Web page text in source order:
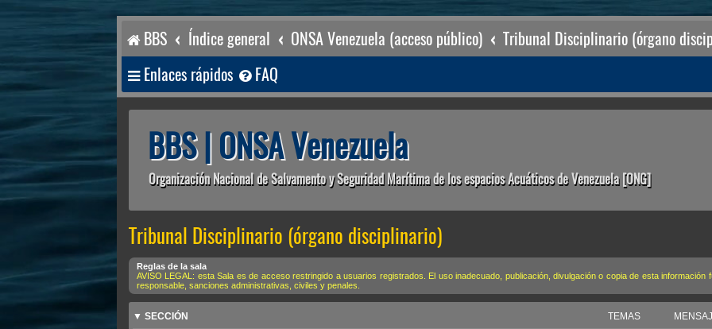
BBS Índice general ONSA Venezuela (acceso público) Tribunal Disciplinario (órgano
Enlaces rápidos FAQ
BBS | ONSA Venezuela
Organización Nacional de Salvamento y Seguridad Marítima de los espacios Acuáticos de Venezuela [ONG]
Tribunal Disciplinario (órgano disciplinario)
Reglas de la sala
AVISO LEGAL: esta Sala es de acceso restringido a usuarios registrados. El uso inadecuado, publicación, divulgación o copia de esta
responsable, sanciones administrativas, civiles y penales.
▼ SECCIÓN TEMAS